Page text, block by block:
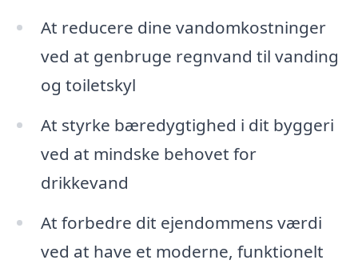
At reducere dine vandomkostninger
ved at genbruge regnvand til vanding
og toiletskyl
At styrke bæredygtighed i dit byggeri
ved at mindske behovet for
drikkevand
At forbedre dit ejendommens værdi
ved at have et moderne, funktionelt